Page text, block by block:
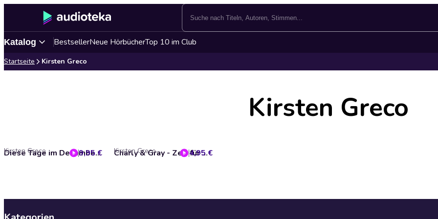
Katalog BestsellerNeue HörbücherTop 10 im Club
Startseite Kirsten Greco
Kirsten Greco
Diese Tage im Dezember (ungekürzt)
Kirsten Greco 9,95 € Charly & Gray - Zeit für Wunder (ungekürzt)
Kirsten Greco 4,95 €